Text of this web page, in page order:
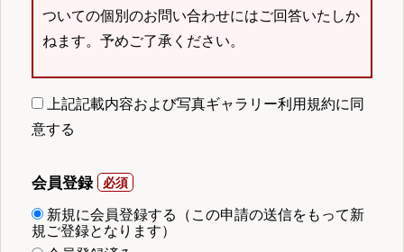
ついての個別のお問い合わせにはご回答いたしか
ねます。予めご了承ください。
上記記載内容および写真ギャラリー利用規約に同
意する
会員登録
新規に会員登録する（この申請の送信をもって新
規ご登録となります）